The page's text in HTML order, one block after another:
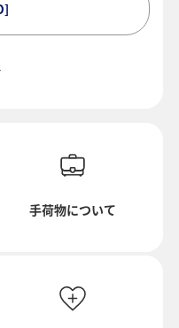
手荷物について